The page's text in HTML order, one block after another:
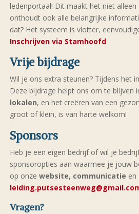
ledenportaal! Dit maakt het niet
onthoudt ook alle belangrijke
dat? Het systeem is vlotter,
Inschrijven via Stamhoofd
Vrije bijdrage
Wil je ons extra steunen? Tijdens het
Deze bijdrage helpt ons om te blijven
lokalen, en het creëren van een
groot of klein, is van harte welkom!
Sponsors
Heb je een eigen bedrijf of wil je
sponsoropties aan waarmee je jouw
op onze website, communicatie en
Vragen?